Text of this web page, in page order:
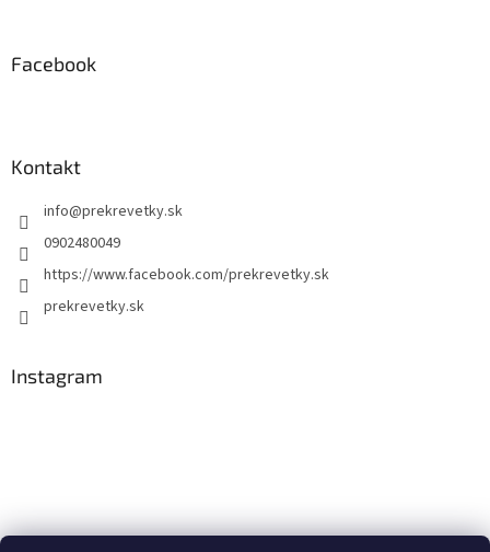
Facebook
Kontakt
info@prekrevetky.sk
0902480049
https://www.facebook.com/prekrevetky.sk
prekrevetky.sk
Instagram